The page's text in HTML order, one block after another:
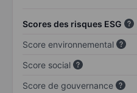
Scores des risques ESG
Score environnemental
Score social
Score de gouvernance